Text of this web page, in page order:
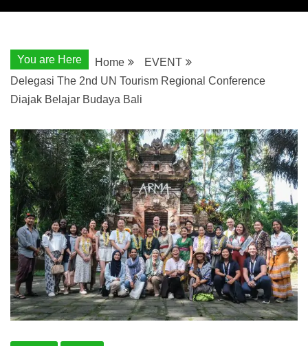
You are Here Home
EVENT
Delegasi The 2nd UN Tourism Regional Conference
Diajak Belajar Budaya Bali